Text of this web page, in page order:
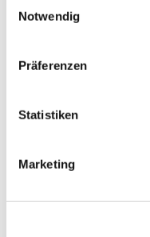
Notwendig
Präferenzen
Statistiken
Marketing